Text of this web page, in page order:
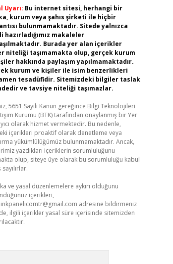
Uyarı: Bu internet sitesi, herhangi bir
kurum veya şahıs şirketi ile hiçbir
bulunmamaktadır. Sitede yalnızca
hazırladığımız makaleler
Burada yer alan içerikler
niteliği taşımamakta olup, gerçek kurum
hakkında paylaşım yapılmamaktadır.
kurum ve kişiler ile isim benzerlikleri
tesadüfidir. Sitemizdeki bilgiler taslak
ve tavsiye niteliği taşımazlar.
5651 Sayılı Kanun gereğince Bilgi Teknolojileri
Kurumu (BTK) tarafından onaylanmış bir Yer
olarak hizmet vermektedir. Bu nedenle,
içerikleri proaktif olarak denetleme veya
yükümlülüğümüz bulunmamaktadır. Ancak,
yazdıkları içeriklerin sorumluluğunu
olup, siteye üye olarak bu sorumluluğu kabul
ve yasal düzenlemelere aykırı olduğunu
içerikleri,
adresine bildirmeniz
ilgili içerikler yasal süre içerisinde sitemizden